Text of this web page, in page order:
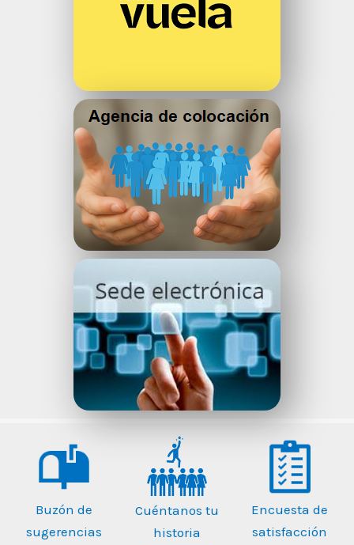
Buzón de
sugerencias
Cuéntanos tu
historia
Encuesta de
satisfacción